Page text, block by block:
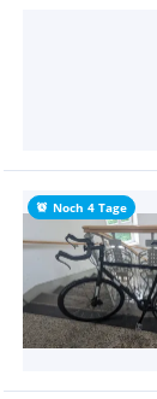
Noch 4 Tage